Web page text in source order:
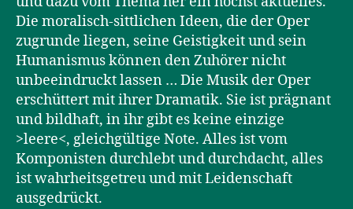
Die moralisch-sittlichen Ideen, die der Oper
zugrunde liegen, seine Geistigkeit und sein
Humanismus können den Zuhörer nicht
unbeeindruckt lassen … Die Musik der Oper
erschüttert mit ihrer Dramatik. Sie ist prägnant
und bildhaft, in ihr gibt es keine einzige
>leere<, gleichgültige Note. Alles ist vom
Komponisten durchlebt und durchdacht, alles
ist wahrheitsgetreu und mit Leidenschaft
ausgedrückt.